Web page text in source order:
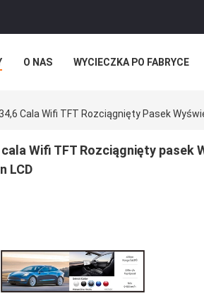
O NAS WYCIECZKA PO FABRYCE
Cala Wifi TFT Rozciągnięty Pasek
cala Wifi TFT Rozciągnięty pasek
LCD